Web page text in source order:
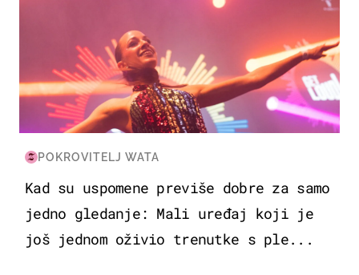
POKROVITELJ WATA
Kad su uspomene previše dobre za samo
jedno gledanje: Mali uređaj koji je
još jednom oživio trenutke s ple...